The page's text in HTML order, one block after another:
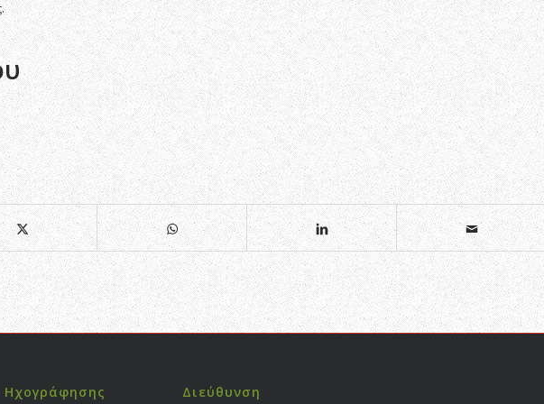
Ηχογράφησης Διεύθυνση